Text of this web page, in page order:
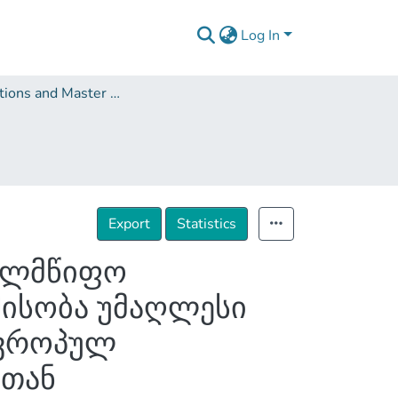
Log In
Dissertations and Master Theses
Export Statistics
უმაღლესი